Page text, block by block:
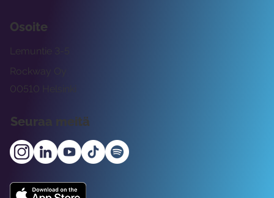
Osoite
Rockway Oy
Lemuntie 3-5
00510 Helsinki
Seuraa meitä